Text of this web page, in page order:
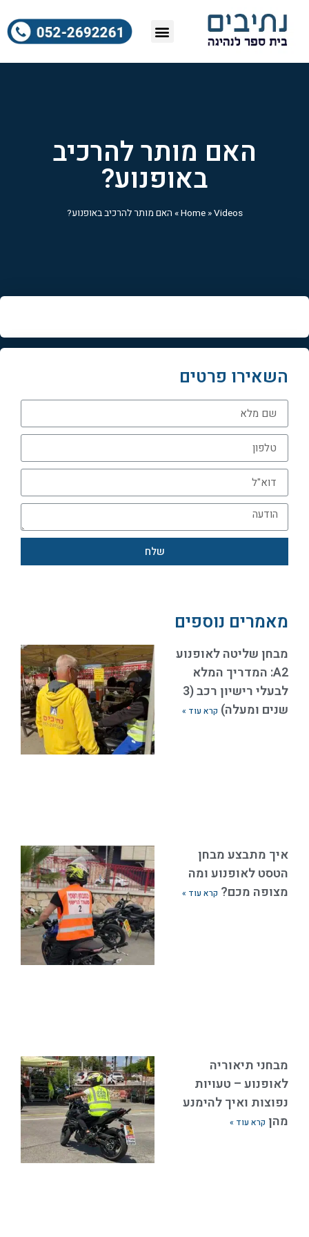
האם מותר להרכיב
באופנוע?
Home»Videos
» האם מותר להרכיב באופנוע?
השאירו פרטים
שלח
מאמרים נוספים
מבחן שליטה לאופנוע
A2: המדריך המלא
לבעלי רישיון רכב (3
שנים ומעלה) קרא עוד »
איך מתבצע מבחן
הטסט לאופנוע ומה
מצופה מכם? קרא עוד »
מבחני תיאוריה
לאופנוע – טעויות
נפוצות ואיך להימנע
מהן קרא עוד »